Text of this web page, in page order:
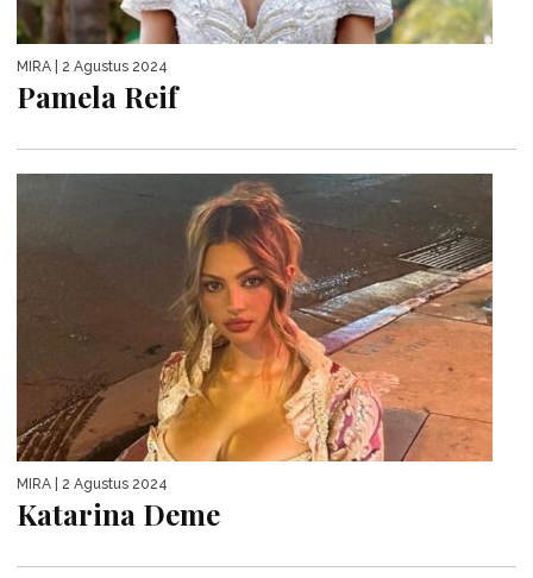
MIRA | 2 Agustus 2024
Pamela Reif
MIRA | 2 Agustus 2024
Katarina Deme